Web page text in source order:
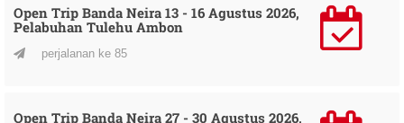
Open Trip Banda Neira 13 - 16 Agustus 2026,
Pelabuhan Tulehu Ambon
perjalanan ke 85
Open Trip Banda Neira 27 - 30 Agustus 2026,